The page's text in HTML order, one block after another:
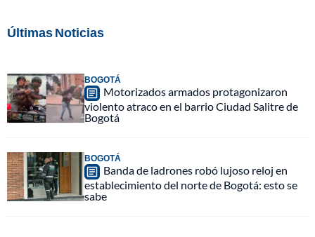
Últimas Noticias
BOGOTÁ
Motorizados armados protagonizaron
violento atraco en el barrio Ciudad Salitre de
Bogotá
BOGOTÁ
Banda de ladrones robó lujoso reloj en
establecimiento del norte de Bogotá: esto se
sabe